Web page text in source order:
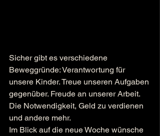
Sicher gibt es verschiedene
Beweggründe: Verantwortung für
unsere Kinder. Treue unseren Aufgaben
gegenüber. Freude an unserer Arbeit.
Die Notwendigkeit, Geld zu verdienen
und andere mehr.
Im Blick auf die neue Woche wünsche